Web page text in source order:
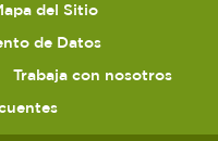
del Sitio
de Datos
Trabaja con nosotros